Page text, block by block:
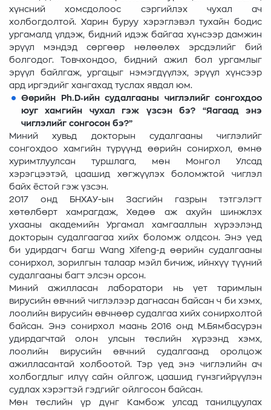
хүнсний хомсдолоос сэргийлэх чухал ач
холбогдолтой. Харин буруу хэрэглэвэл тухайн бодис
ургамалд үлдэж, бидний идэж байгаа хүнсээр дамжин
эрүүл мэндэд сөргөөр нөлөөлөх эрсдэлийг бий
болгодог. Товчхондоо, бидний ажил бол ургамлыг
эрүүл байлгаж, ургацыг нэмэгдүүлэх, эрүүл хүнсээр
ард иргэдийг хангахад туслах явдал юм.
Өөрийн Ph.D‑ийн судалгааны чиглэлийг сонгохдоо
юуг хамгийн чухал гэж үзсэн бэ? “Яагаад энэ
чиглэлийг сонгосон бэ?”
Миний хувьд докторын судалгааны чиглэлийг
сонгохдоо хамгийн түрүүнд өөрийн сонирхол, өмнө
хуримтлуулсан туршлага, мөн Монгол Улсад
хэрэгцээтэй, цаашид хөгжүүлэх боломжтой чиглэл
байх ёстой гэж үзсэн.
2017 онд БНХАУ-ын Засгийн газрын тэтгэлэгт
хөтөлбөрт хамрагдаж, Хөдөө аж ахуйн шинжлэх
ухааны академийн Ургамал хамгааллын хүрээлэнд
докторын судалгаагаа хийх боломж олдсон. Энэ үед
би удирдагч багш Wang Xifeng-д өөрийн судалгааны
сонирхол, зорилгын талаар мэйл бичиж, ийнхүү түүний
судалгааны багт элсэн орсон.
Миний ажилласан лаборатори нь үет таримлын
вирусийн өвчний чиглэлээр дагнасан байсан ч би хэмх,
лоолийн вирусийн өвчнөөр судалгаа хийх сонирхолтой
байсан. Энэ сонирхол маань 2016 онд М.Бямбасүрэн
удирдагчтай олон улсын төслийн хүрээнд хэмх,
лоолийн вирусийн өвчний судалгаанд оролцож
ажилласантай холбоотой. Тэр үед энэ чиглэлийн ач
холбогдлыг илүү сайн ойлгож, цаашид гүнзгийрүүлэн
судлах хэрэгтэй гэдгийг ойлгосон байсан.
Мөн төслийн үр дүнг Камбож улсад танилцуулах